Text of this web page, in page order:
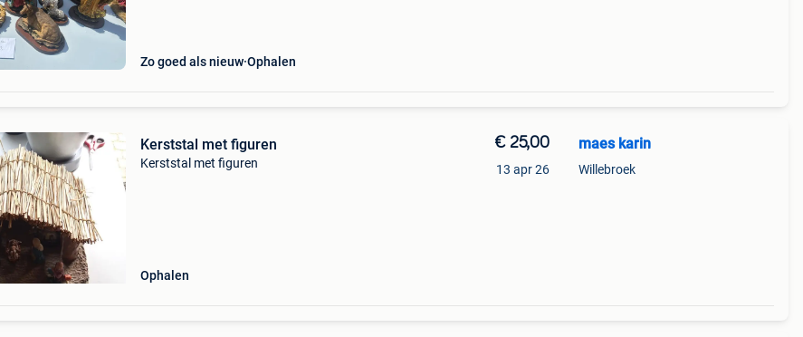
Zo goed als nieuw Ophalen
Kerststal met figuren
Kerststal met figuren
Ophalen
€ 25,00
13 apr 26
maes karin
Willebroek